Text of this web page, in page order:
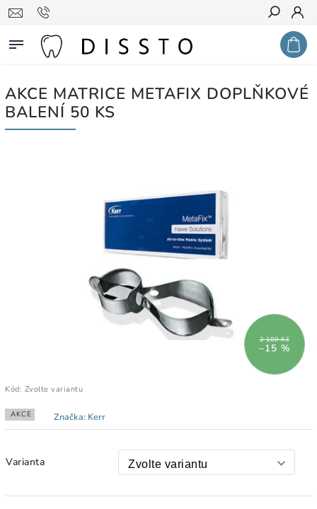
Hledat
AKCE MATRICE METAFIX DOPLŇKOVÉ
BALENÍ 50 KS
2 109 Kč
–15 %
Kód: Zvolte variantu
AKCE Značka: Kerr
Varianta